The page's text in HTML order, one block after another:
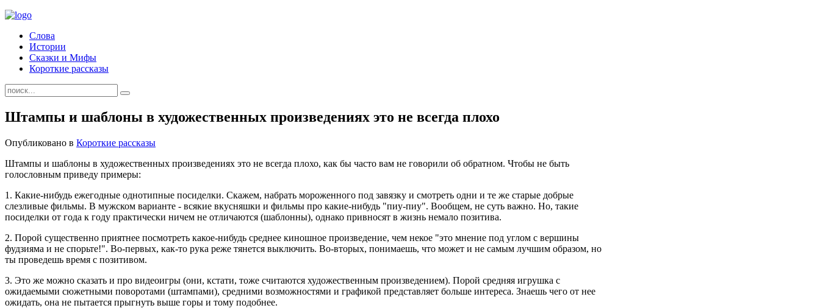
Слова
Истории
Сказки и Мифы
Короткие рассказы
Штампы и шаблоны в художественных произведениях это не всегда плохо
Опубликовано в Короткие рассказы
Штампы и шаблоны в художественных произведениях это не всегда плохо, как бы часто вам не говорили об обратном. Чтобы не быть
голословным приведу примеры:
1. Какие-нибудь ежегодные однотипные посиделки. Скажем, набрать мороженного под завязку и смотреть одни и те же старые добрые
слезливые фильмы. В мужском варианте - всякие вкусняшки и фильмы про какие-нибудь "пиу-пиу". Вообщем, не суть важно. Но, такие
посиделки от года к году практически ничем не отличаются (шаблонны), однако привносят в жизнь немало позитива.
2. Порой существенно приятнее посмотреть какое-нибудь среднее киношное произведение, чем некое "это мнение под углом с вершины
фудзияма и не спорьте!". Во-первых, как-то рука реже тянется выключить. Во-вторых, понимаешь, что может и не самым лучшим образом, но
ты проведешь время с позитивом.
3. Это же можно сказать и про видеоигры (они, кстати, тоже считаются художественным произведением). Порой средняя игрушка с
ожидаемыми сюжетными поворотами (штампами), средними возможностями и графикой представляет больше интереса. Знаешь чего от нее
ожидать, она не пытается прыгнуть выше горы и тому подобнее.